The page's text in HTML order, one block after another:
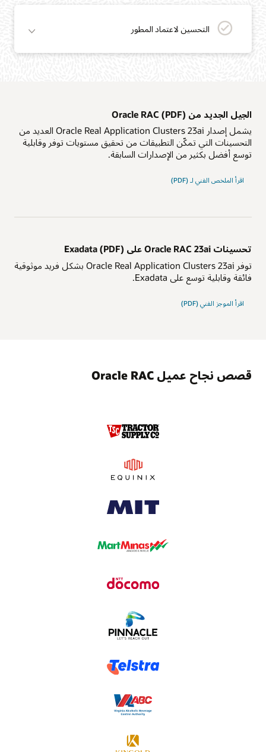
التحسين لاعتماد المطور
الجيل الجديد من Oracle RAC (PDF)
يشمل إصدار Oracle Real Application Clusters 23ai العديد من
التحسينات التي تمكّن التطبيقات من تحقيق مستويات توفر وقابلية
توسع أفضل بكثير من الإصدارات السابقة.
اقرأ الملخص الفني لـ
الجديد
(PDF)
تحسينات Oracle RAC 23ai على Exadata (PDF)
توفر Oracle Real Application Clusters 23ai بشكل فريد موثوقية
فائقة وقابلية توسع على Exadata.
اقرأ
Oracle الموجز الفني (PDF)
قصص نجاح عميل Oracle RAC